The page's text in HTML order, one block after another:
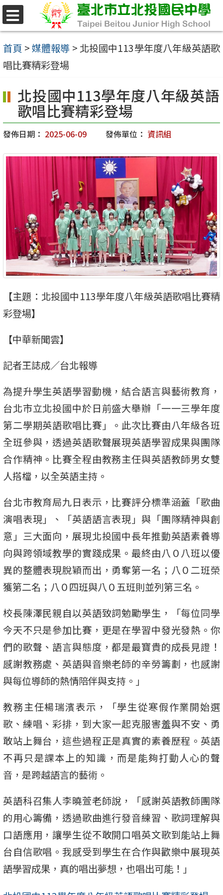
跳
至
主
要
容
首頁 >媒體報導 > 北投國中113學年度八年級英語歌
唱比賽精彩登場
北投國中113學年度八年級英語
歌唱比賽精彩登場
發佈日期： 2025-06-09 發佈單位： 資訊組
【主題：北投國中113學年度八年級英語歌唱比賽精
彩登場】
【中華新聞雲】
記者王誌成／台北報導
為提升學生英語學習動機，結合語言與藝術教育，
台北市立北投國中於日前盛大舉辦「一一三學年度
第二學期英語歌唱比賽」。此次比賽由八年級各班
全班參與，透過英語歌聲展現英語學習成果與團隊
合作精神。比賽全程由教務主任與英語教師男女雙
人搭檔，以全英語主持。
台北市教育局九日表示，比賽評分標準涵蓋「歌曲
演唱表現」、「英語語言表現」與「團隊精神與創
意」三大面向，展現北投國中長年推動英語素養導
向與跨領域教學的實踐成果。最終由八０八班以優
異的整體表現脫穎而出，勇奪第一名；八０二班榮
獲第二名；八０四班與八０五班則並列第三名。
校長陳澤民親自以英語致詞勉勵學生，「每位同學
今天不只是參加比賽，更是在學習中發光發熱。你
們的歌聲、語言與態度，都是最寶貴的成長見證！
感謝教務處、英語與音樂老師的辛勞籌劃，也感謝
與每位導師的熱情陪伴與支持。」
教務主任楊瑞濱表示，「學生從寒假作業開始選
歌、練唱、彩排，到大家一起克服害羞與不安、勇
敢站上舞台，這些過程正是真實的素養歷程。英語
不再只是課本上的知識，而是能夠打動人心的聲
音，是跨越語言的藝術。
英語科召集人李曉萱老師說，「感謝英語教師團隊
的用心籌備，透過歌曲進行發音練習、歌詞理解與
口語應用，讓學生從不敢開口唱英文歌到能站上舞
台自信歌唱。我感受到學生在合作與歡樂中展現英
語學習成果，真的唱出夢想，也唱出可能！」
選
單